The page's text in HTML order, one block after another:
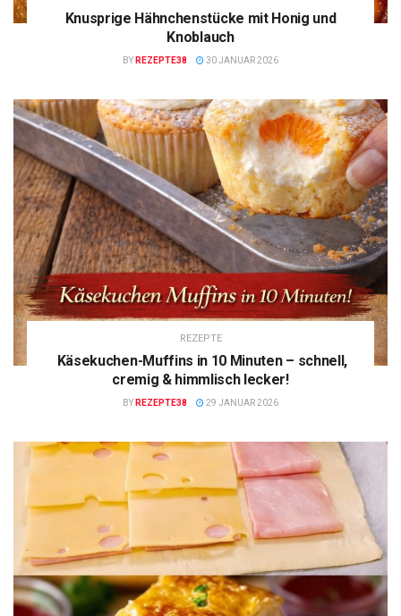
Knusprige Hähnchenstücke mit Honig und
Knoblauch
BY REZEPTE38 30 JANUAR 2026
REZEPTE
Käsekuchen-Muffins in 10 Minuten – schnell,
cremig & himmlisch lecker!
BY REZEPTE38 29 JANUAR 2026